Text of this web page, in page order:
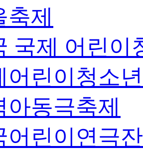
축제
국제 어린이
어린이청소
아동극축제
어린이연극